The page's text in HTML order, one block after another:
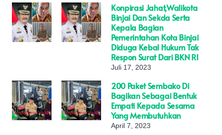
Konpirasi Jahat,Walikota
Binjai Dan Sekda Serta
Kepala Bagian
Pemerintahan Kota Binjai
Diduga Kebal Hukum Tak
Respon Surat Dari BKN RI
Juli 17, 2023
200 Paket Sembako Di
Bagikan Sebagai Bentuk
Empati Kepada Sesama
Yang Membutuhkan
April 7, 2023